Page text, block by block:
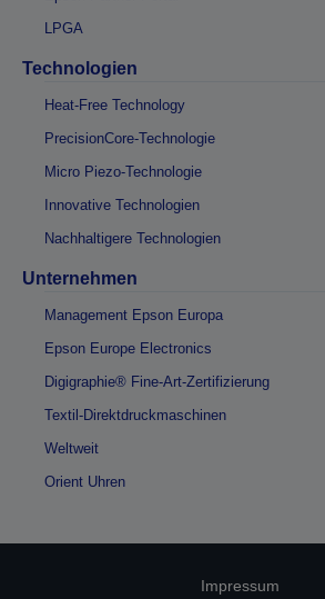
LPGA
Technologien
Heat-Free Technology
PrecisionCore-Technologie
Micro Piezo-Technologie
Innovative Technologien
Nachhaltigere Technologien
Unternehmen
Management Epson Europa
Epson Europe Electronics
Digigraphie® Fine-Art-Zertifizierung
Textil-Direktdruckmaschinen
Weltweit
Orient Uhren
Impressum